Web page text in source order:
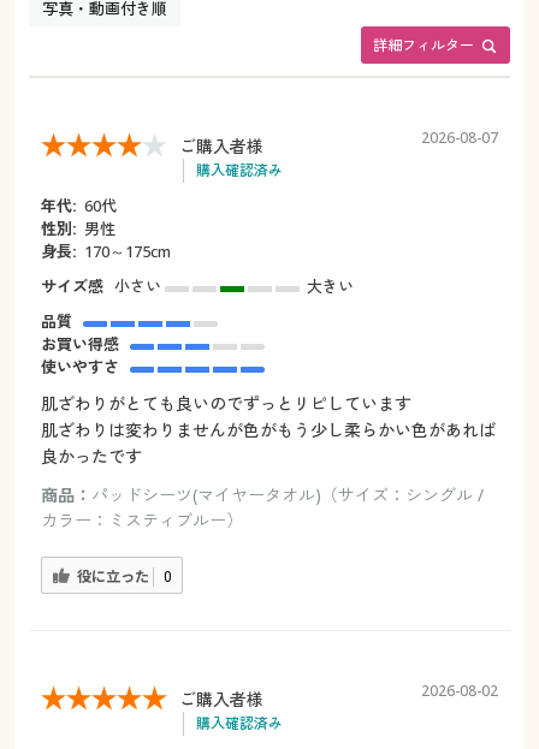
詳細フィルター
写真・動画付き順
ご購入者様
購入確認済み
2026-08-07
年代: 60代
性別: 男性
身長: 170～175cm
サイズ感 小さい
大きい
品質
お買い得感
使いやすさ
肌ざわりがとても良いのでずっとリピしています
肌ざわりは変わりませんが色がもう少し柔らかい色があれば
良かったです
商品： パッドシーツ(マイヤータオル)（サイズ：シングル /
カラー：ミスティブルー）
役に立った 0
ご購入者様
購入確認済み
2026-08-02